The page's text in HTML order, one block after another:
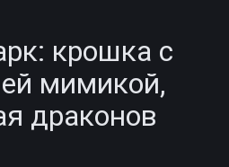
крошка с
мимикой,
драконов